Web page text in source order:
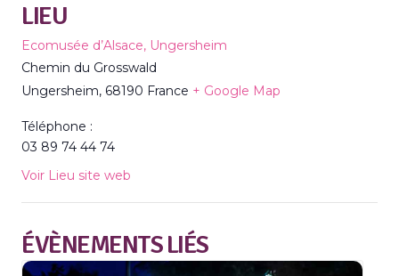
LIEU
Ecomusée d’Alsace, Ungersheim
Chemin du Grosswald
Ungersheim, 68190 France + Google Map
Téléphone :
03 89 74 44 74
Voir Lieu site web
ÉVÈNEMENTS LIÉS